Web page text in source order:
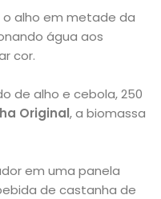
o alho em metade da
água aos
cor.
de alho e cebola, 250
Original, a biomassa
em uma panela
de castanha de